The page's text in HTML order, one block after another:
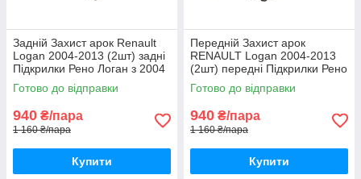
Задній Захист арок Renault
Logan 2004-2013 (2шт) задні
Підкрилки Рено Логан з 2004
до 2013 пара задніх
Готово до відправки
940 ₴/пара
1 160 ₴/пара
Купити
Передній Захист арок
RENAULT Logan 2004-2013
(2шт) передні Підкрилки Рено
Логан з 2004 до 2013 пара
передніх
Готово до відправки
940 ₴/пара
1 160 ₴/пара
Купити